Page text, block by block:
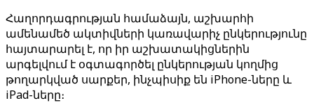
Հաղորդագրության համաձայն, աշխարհի
ամենամեծ ակտիվների կառավարիչ ընկերությունը
հայտարարել է, որ իր աշխատակիցներին
արգելվում է օգտագործել ընկերության կողմից
թողարկված սարքեր, ինչպիսիք են iPhone-ները և
iPad-ները։